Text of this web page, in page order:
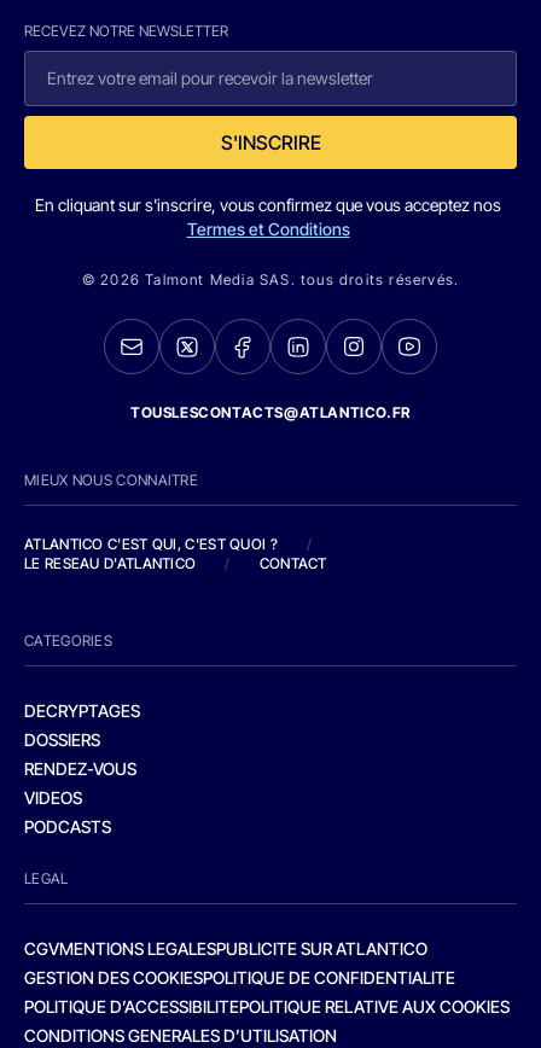
RECEVEZ NOTRE NEWSLETTER
S'INSCRIRE
En cliquant sur s'inscrire, vous confirmez que vous acceptez nos
Termes et Conditions
© 2026 Talmont Media SAS. tous droits réservés.
TOUSLESCONTACTS@ATLANTICO.FR
MIEUX NOUS CONNAITRE
ATLANTICO C'EST QUI, C'EST QUOI ?
/
LE RESEAU D'ATLANTICO
/ CONTACT
CATEGORIES
DECRYPTAGES
DOSSIERS
RENDEZ-VOUS
VIDEOS
PODCASTS
LEGAL
CGVMENTIONS LEGALESPUBLICITE SUR ATLANTICO
GESTION DES COOKIESPOLITIQUE DE CONFIDENTIALITE
POLITIQUE D’ACCESSIBILITEPOLITIQUE RELATIVE AUX COOKIES
CONDITIONS GENERALES D’UTILISATION